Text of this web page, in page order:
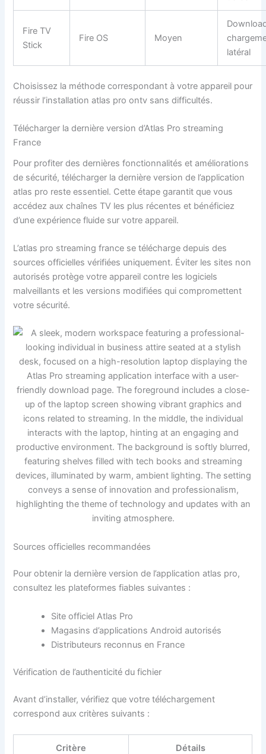
Fire TV
Stick
Fire OS Moyen
latéral
Choisissez la méthode correspondant à votre appareil pour
réussir l’installation atlas pro ontv sans difficultés.
Télécharger la dernière version d’Atlas Pro streaming
France
Pour profiter des dernières fonctionnalités et améliorations
de sécurité, télécharger la dernière version de l’application
atlas pro reste essentiel. Cette étape garantit que vous
accédez aux chaînes TV les plus récentes et bénéficiez
d’une expérience fluide sur votre appareil.
L’atlas pro streaming france se télécharge depuis des
sources officielles vérifiées uniquement. Éviter les sites non
autorisés protège votre appareil contre les logiciels
malveillants et les versions modifiées qui compromettent
votre sécurité.
Sources officielles recommandées
Pour obtenir la dernière version de l’application atlas pro,
consultez les plateformes fiables suivantes :
Site officiel Atlas Pro
Magasins d’applications Android autorisés
Distributeurs reconnus en France
Vérification de l’authenticité du fichier
Avant d’installer, vérifiez que votre téléchargement
correspond aux critères suivants :
Critère Détails